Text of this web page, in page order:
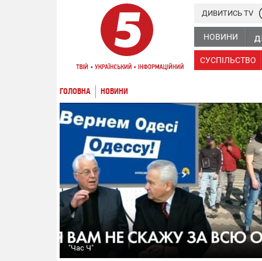
НОВИНИ
СУСПІЛЬСТВО
ДИВИТИСЬ TV
ГОЛОВНА НОВИНИ
"Час Ч"